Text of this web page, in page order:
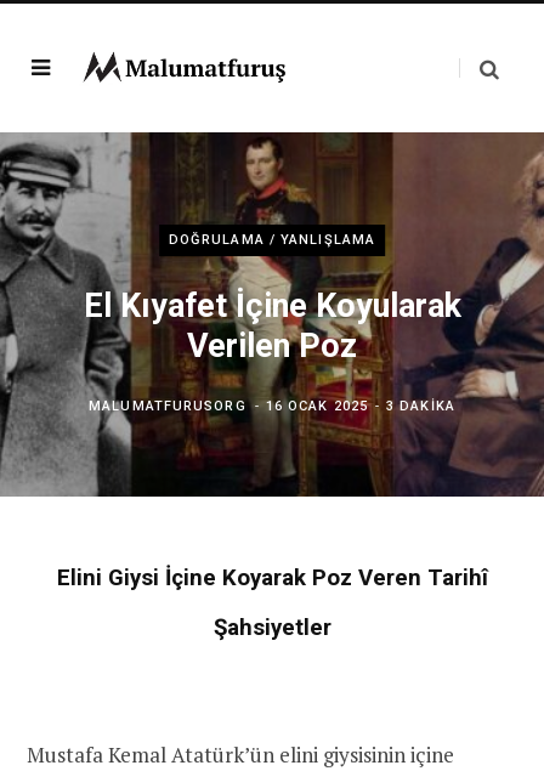
DOĞRULAMA / YANLIŞLAMA
El Kıyafet İçine Koyularak
Verilen Poz
MALUMATFURUSORG 16 OCAK 2025 3 DAKIKA
Elini Giysi İçine Koyarak Poz Veren Tarihî
Şahsiyetler
Mustafa Kemal Atatürk’ün elini giysisinin içine